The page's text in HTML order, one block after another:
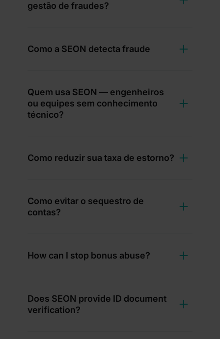
gestão de fraudes?
Como a SEON detecta fraude
Quem usa SEON — engenheiros
ou equipes sem conhecimento
técnico?
Como reduzir sua taxa de estorno?
Como evitar o sequestro de
contas?
How can I stop bonus abuse?
Does SEON provide ID document
verification?